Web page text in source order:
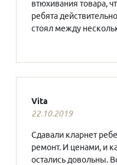
втюхивания товара,
ребята
стоял между
Vita
22.10.2019
Сдавали кларнет
ремонт. И ценами, и
остались довольны.